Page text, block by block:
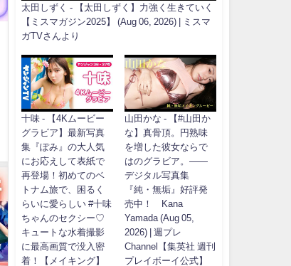
太田しずく - 【太田しずく】力強く生きていく
【ミスマガジン2025】 (Aug 06, 2026) | ミスマ
ガTVさんより
十味 - 【4Kムービー
グラビア】最新写真
集『ぽみ』の大人気
にお応えして表紙で
再登場！初めてのベ
トナム旅で、困るく
らいに愛らしい #十味
ちゃんのセクシー♡
キュートな水着撮影
に最高画質で没入密
着！【メイキング】
山田かな - 【#山田か
な】真骨頂。円熟味
を増した彼女ならで
はのグラビア。――
デジタル写真集
『純・無垢』好評発
売中！ Kana
Yamada (Aug 05,
2026) | 週プレ
Channel【集英社 週刊
プレイボーイ公式】